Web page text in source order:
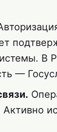
В
—